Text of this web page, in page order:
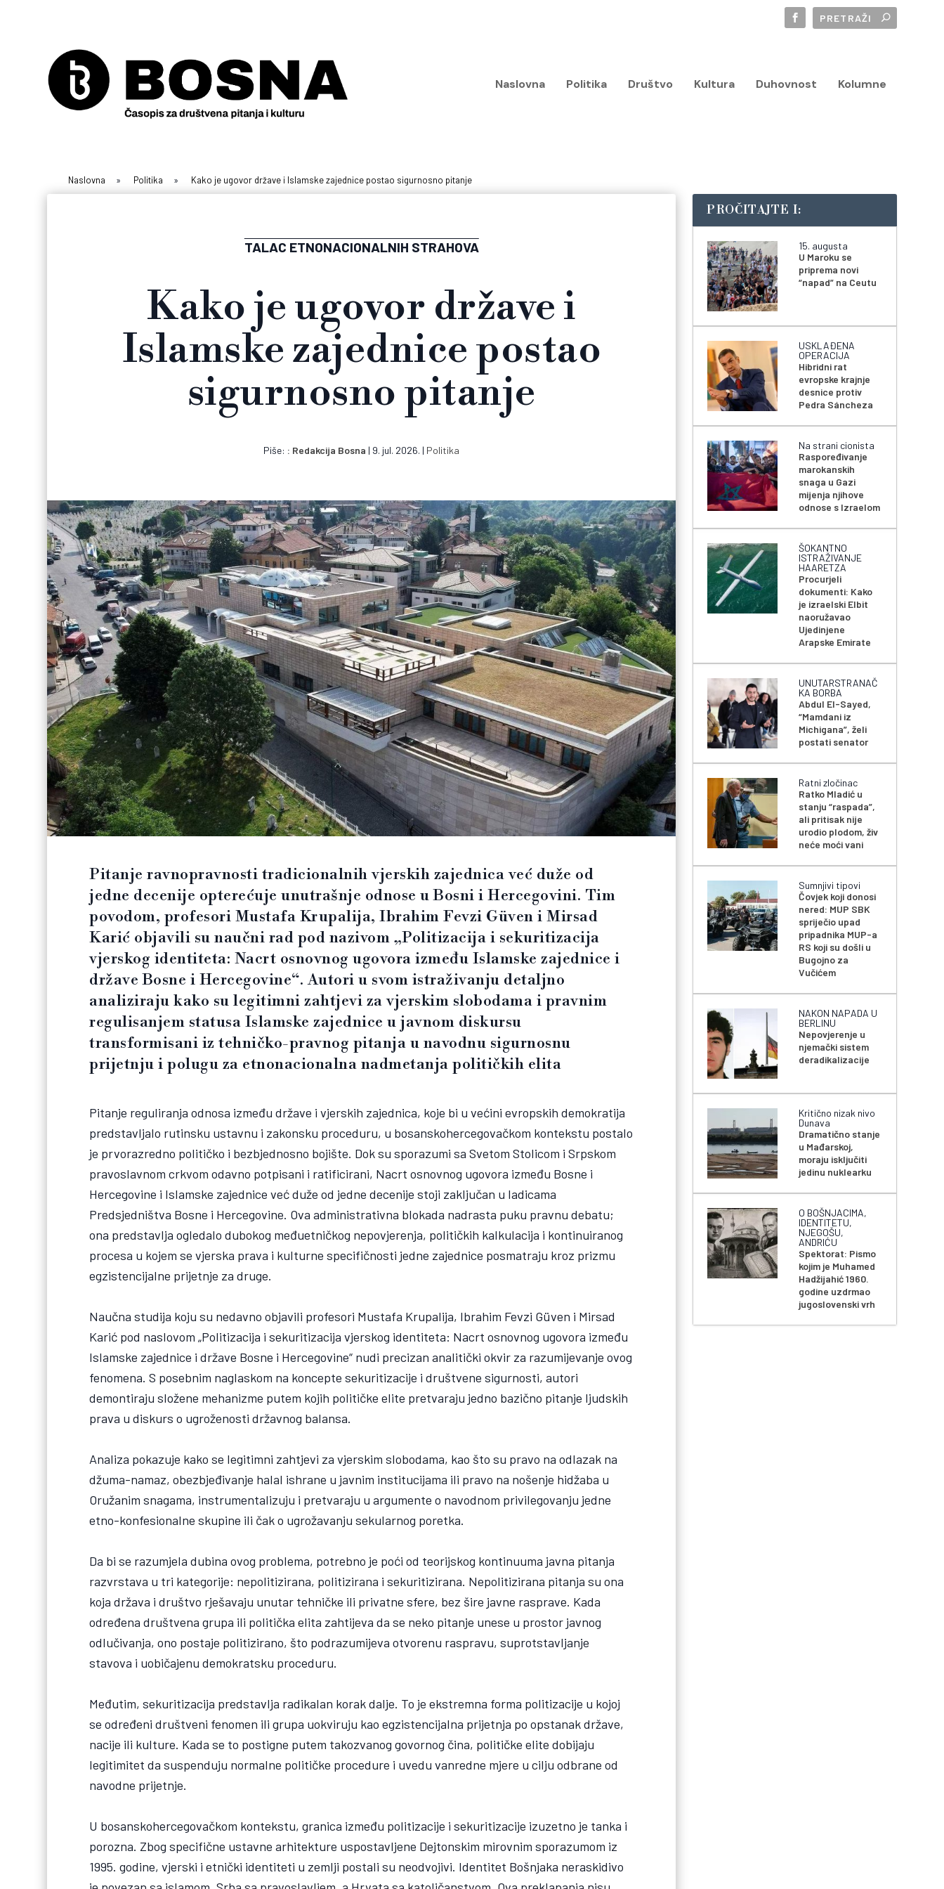
Naslovna Politika Društvo Kultura Duhovnost Kolumne
Naslovna » Politika » Kako je ugovor države i Islamske zajednice postao sigurnosno pitanje
TALAC ETNONACIONALNIH STRAHOVA
Kako je ugovor države i
Islamske zajednice postao
sigurnosno pitanje
Piše: Redakcija Bosna | 9. jul. 2026. | Politika
Pitanje ravnopravnosti tradicionalnih vjerskih zajednica već duže od
jedne decenije opterećuje unutrašnje odnose u Bosni i Hercegovini. Tim
povodom, profesori Mustafa Krupalija, Ibrahim Fevzi Güven i Mirsad
Karić objavili su naučni rad pod nazivom „Politizacija i sekuritizacija
vjerskog identiteta: Nacrt osnovnog ugovora između Islamske zajednice i
države Bosne i Hercegovine“. Autori u svom istraživanju detaljno
analiziraju kako su legitimni zahtjevi za vjerskim slobodama i pravnim
regulisanjem statusa Islamske zajednice u javnom diskursu
transformisani iz tehničko-pravnog pitanja u navodnu sigurnosnu
prijetnju i polugu za etnonacionalna nadmetanja političkih elita
Pitanje reguliranja odnosa između države i vjerskih zajednica, koje bi u većini evropskih demokratija
predstavljalo rutinsku ustavnu i zakonsku proceduru, u bosanskohercegovačkom kontekstu postalo
je prvorazredno političko i bezbjednosno bojište. Dok su sporazumi sa Svetom Stolicom i Srpskom
pravoslavnom crkvom odavno potpisani i ratificirani, Nacrt osnovnog ugovora između Bosne i
Hercegovine i Islamske zajednice već duže od jedne decenije stoji zaključan u ladicama
Predsjedništva Bosne i Hercegovine. Ova administrativna blokada nadrasta puku pravnu debatu;
ona predstavlja ogledalo dubokog međuetničkog nepovjerenja, političkih kalkulacija i kontinuiranog
procesa u kojem se vjerska prava i kulturne specifičnosti jedne zajednice posmatraju kroz prizmu
egzistencijalne prijetnje za druge.
Naučna studija koju su nedavno objavili profesori Mustafa Krupalija, Ibrahim Fevzi Güven i Mirsad
Karić pod naslovom „Politizacija i sekuritizacija vjerskog identiteta: Nacrt osnovnog ugovora između
Islamske zajednice i države Bosne i Hercegovine“ nudi precizan analitički okvir za razumijevanje ovog
fenomena. S posebnim naglaskom na koncepte sekuritizacije i društvene sigurnosti, autori
demontiraju složene mehanizme putem kojih političke elite pretvaraju jedno bazično pitanje ljudskih
prava u diskurs o ugroženosti državnog balansa.
Analiza pokazuje kako se legitimni zahtjevi za vjerskim slobodama, kao što su pravo na odlazak na
džuma-namaz, obezbjeđivanje halal ishrane u javnim institucijama ili pravo na nošenje hidžaba u
Oružanim snagama, instrumentalizuju i pretvaraju u argumente o navodnom privilegovanju jedne
etno-konfesionalne skupine ili čak o ugrožavanju sekularnog poretka.
Da bi se razumjela dubina ovog problema, potrebno je poći od teorijskog kontinuuma javna pitanja
razvrstava u tri kategorije: nepolitizirana, politizirana i sekuritizirana. Nepolitizirana pitanja su ona
koja država i društvo rješavaju unutar tehničke ili privatne sfere, bez šire javne rasprave. Kada
određena društvena grupa ili politička elita zahtijeva da se neko pitanje unese u prostor javnog
odlučivanja, ono postaje politizirano, što podrazumijeva otvorenu raspravu, suprotstavljanje
stavova i uobičajenu demokratsku proceduru.
Međutim, sekuritizacija predstavlja radikalan korak dalje. To je ekstremna forma politizacije u kojoj
se određeni društveni fenomen ili grupa uokviruju kao egzistencijalna prijetnja po opstanak države,
nacije ili kulture. Kada se to postigne putem takozvanog govornog čina, političke elite dobijaju
legitimitet da suspenduju normalne političke procedure i uvedu vanredne mjere u cilju odbrane od
navodne prijetnje.
U bosanskohercegovačkom kontekstu, granica između politizacije i sekuritizacije izuzetno je tanka i
porozna. Zbog specifične ustavne arhitekture uspostavljene Dejtonskim mirovnim sporazumom iz
1995. godine, vjerski i etnički identiteti u zemlji postali su neodvojivi. Identitet Bošnjaka neraskidivo
PROČITAJTE I:
15. augusta
U Maroku se
priprema novi
“napad” na Ceutu
USKLAĐENA
OPERACIJA
Hibridni rat
evropske krajnje
desnice protiv
Pedra Sáncheza
Na strani cionista
Raspoređivanje
marokanskih
snaga u Gazi
mijenja njihove
odnose s Izraelom
ŠOKANTNO
ISTRAŽIVANJE
HAARETZA
Procurjeli
dokumenti: Kako
je izraelski Elbit
naoružavao
Ujedinjene
Arapske Emirate
UNUTARSTRANAČ
KA BORBA
Abdul El-Sayed,
“Mamdani iz
Michigana”, želi
postati senator
Ratni zločinac
Ratko Mladić u
stanju “raspada”,
ali pritisak nije
urodio plodom, živ
neće moći vani
Sumnjivi tipovi
Čovjek koji donosi
nered: MUP SBK
spriječio upad
pripadnika MUP-a
RS koji su došli u
Bugojno za
Vučićem
NAKON NAPADA U
BERLINU
Nepovjerenje u
njemački sistem
deradikalizacije
Kritično nizak nivo
Dunava
Dramatično stanje
u Mađarskoj,
moraju isključiti
jedinu nuklearku
O BOŠNJACIMA,
IDENTITETU,
NJEGOŠU,
ANDRIĆU
Spektorat: Pismo
kojim je Muhamed
Hadžijahić 1960.
godine uzdrmao
jugoslovenski vrh